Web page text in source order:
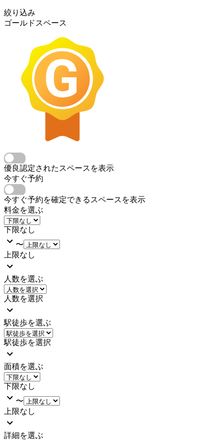
絞り込み
ゴールドスペース
優良認定されたスペースを表示
今すぐ予約
今すぐ予約を確定できるスペースを表示
料金を選ぶ
下限なし
〜
上限なし
人数を選ぶ
人数を選択
駅徒歩を選ぶ
駅徒歩を選択
面積を選ぶ
下限なし
〜
上限なし
詳細を選ぶ